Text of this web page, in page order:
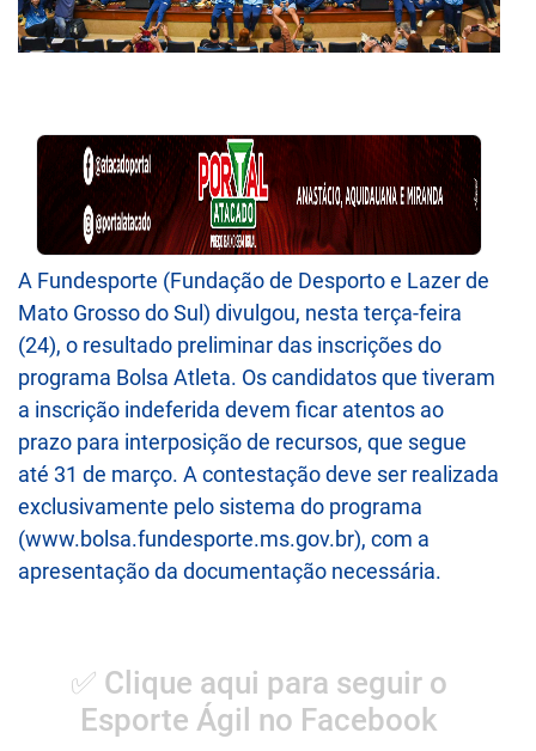
A Fundesporte (Fundação de Desporto e Lazer de
Mato Grosso do Sul) divulgou, nesta terça-feira
(24), o resultado preliminar das inscrições do
programa Bolsa Atleta. Os candidatos que tiveram
a inscrição indeferida devem ficar atentos ao
prazo para interposição de recursos, que segue
até 31 de março. A contestação deve ser realizada
exclusivamente pelo sistema do programa
(www.bolsa.fundesporte.ms.gov.br), com a
apresentação da documentação necessária.
✅ Clique aqui para seguir o
Esporte Ágil no Facebook